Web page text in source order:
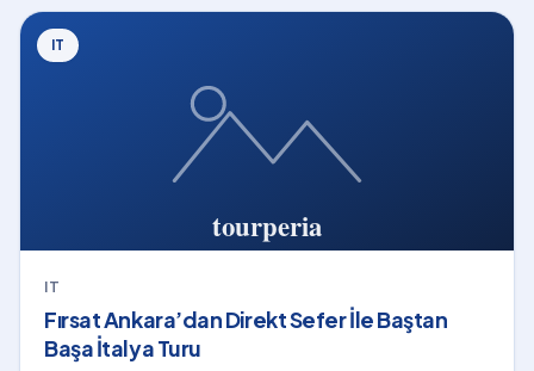
IT
IT
Fırsat Ankara’dan Direkt Sefer İle Baştan
Başa İtalya Turu